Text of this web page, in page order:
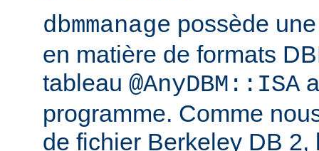
dbmmanage possède
en matière de formats
tableau @AnyDBM::ISA
programme. Comme
de fichier Berkeley DB